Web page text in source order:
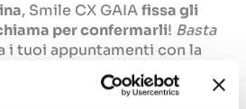
, Smile CX GAIAfissa gli
per confermarli! Basta
i tuoi appuntamenti con la
artificiale.